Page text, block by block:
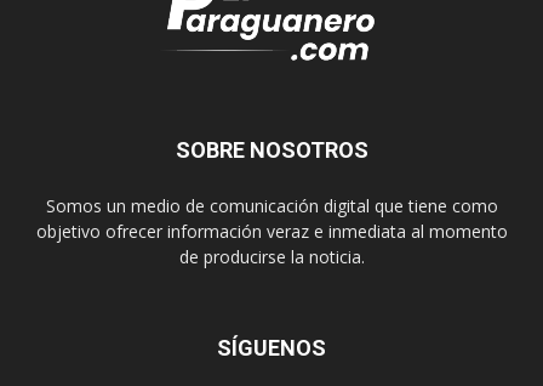
SOBRE NOSOTROS
Somos un medio de comunicación digital que tiene como
objetivo ofrecer información veraz e inmediata al momento
de producirse la noticia.
SÍGUENOS